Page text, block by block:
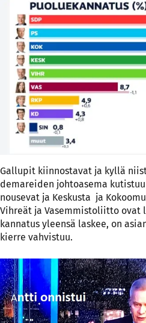
Gallupit kiinnostavat ja kyllä
demareiden johtoasema
nousevat ja Keskusta ja
Vihreät ja Vasemmistoliitto ovat
kannatus yleensä laskee, on
kierre vahvistuu.